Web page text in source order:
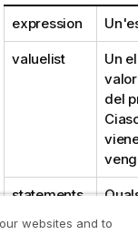
i
expression
valuelist
Un
del
statements
websites and to